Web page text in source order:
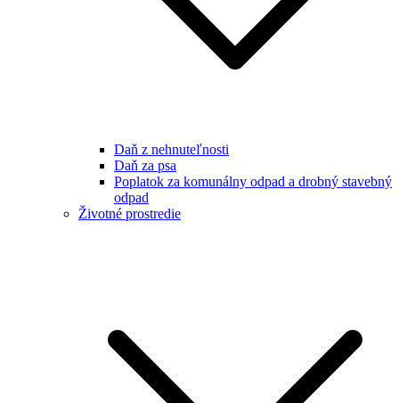
Daň z nehnuteľnosti
Daň za psa
Poplatok za komunálny odpad a drobný stavebný
odpad
Životné prostredie